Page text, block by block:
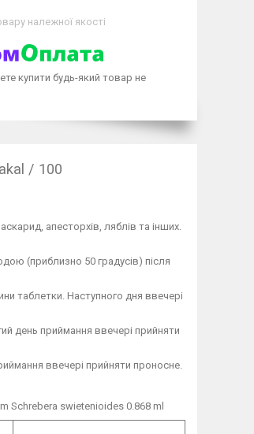
належної якості
купити будь-який товар не
/ 100
апесторхів, ляблів та інших.
(приблизно 50 градусів) після
таблетки. Наступного дня ввечері
день приймання ввечері прийняти
ввечері прийняти проносне.
Schrebera swietenioides 0.868 ml